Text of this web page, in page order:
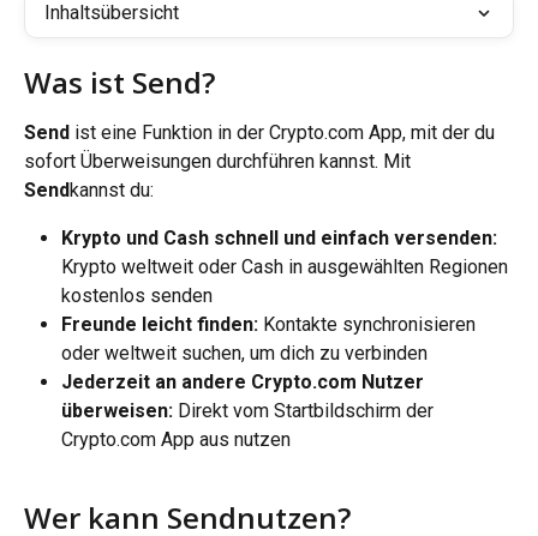
Inhaltsübersicht
Was ist Send?
Send ist eine Funktion in der Crypto.com App, mit der du
sofort Überweisungen durchführen kannst. Mit
Sendkannst du:
Krypto und Cash schnell und einfach versenden:
Krypto weltweit oder Cash in ausgewählten Regionen
kostenlos senden
Freunde leicht finden: Kontakte synchronisieren
oder weltweit suchen, um dich zu verbinden
Jederzeit an andere Crypto.com Nutzer
überweisen: Direkt vom Startbildschirm der
Crypto.com App aus nutzen
Wer kann Sendnutzen?